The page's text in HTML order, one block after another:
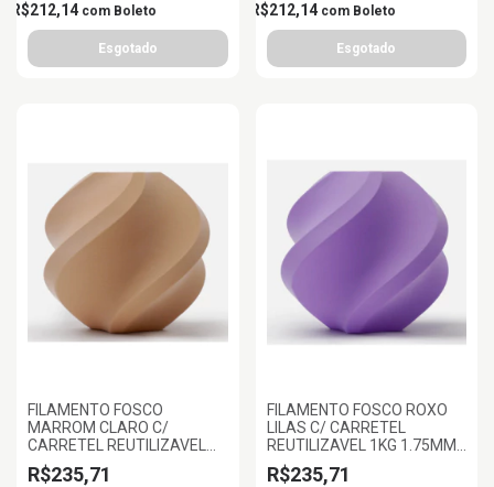
R$212,14 com Boleto R$212,14 com Boleto
FILAMENTO FOSCO
MARROM CLARO C/
CARRETEL REUTILIZAVEL
1KG 1.75MM BAMBULAB
R$235,71
FILAMENTO FOSCO ROXO
LILAS C/ CARRETEL
REUTILIZAVEL 1KG 1.75MM
BAMBULAB
R$235,71